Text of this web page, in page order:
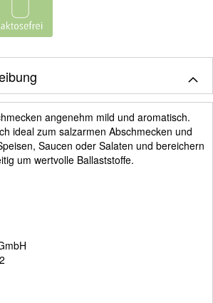
angenehm mild und aromatisch.
ideal zum salzarmen Abschmecken und
Saucen oder Salaten und bereichern
um wertvolle Ballaststoffe.